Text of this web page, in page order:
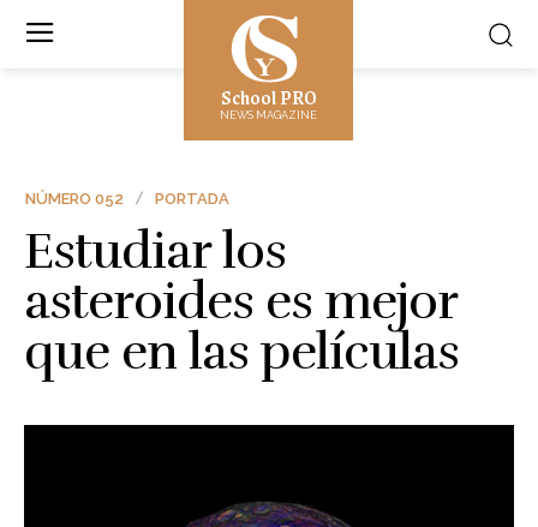
School PRO
NEWS MAGAZINE
NÚMERO 052 PORTADA
Estudiar los
asteroides es mejor
que en las películas